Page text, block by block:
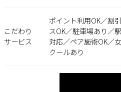
こだわり
サービス
ポイント利用OK／割
スOK／駐車場あり／
対応／ペア施術OK／
クールあり